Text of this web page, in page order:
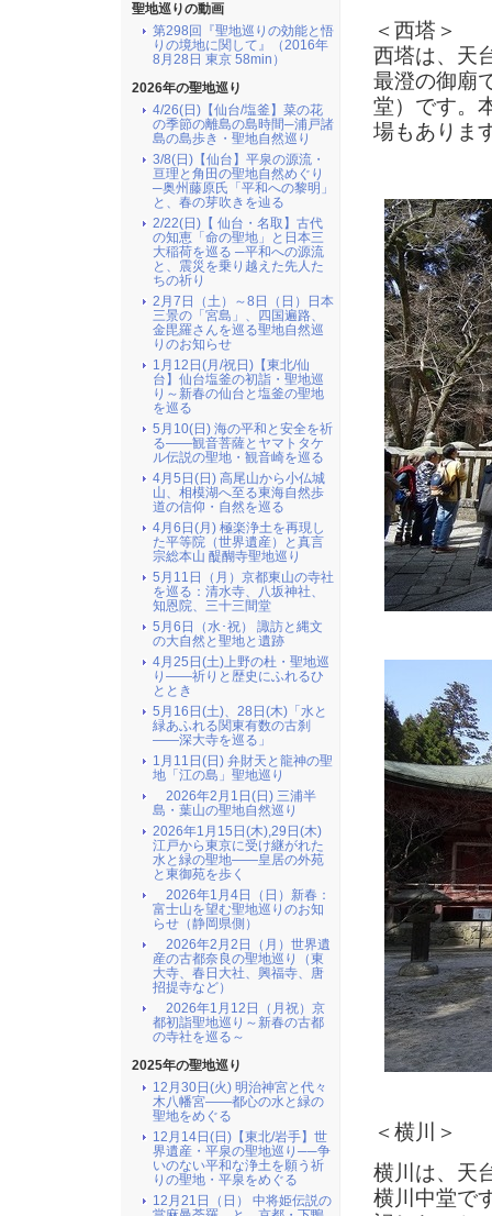
＜西塔＞
西塔は、天
最澄の御廟
堂）です。
場もありま
＜横川＞
横川は、天
横川中堂で
聖地巡りの動画
第298回『聖地巡りの効能と悟
りの境地に関して』（2016年
8月28日 東京 58min）
2026年の聖地巡り
4/26(日)【仙台/塩釜】菜の花
の季節の離島の島時間─浦戸諸
島の島歩き・聖地自然巡り
3/8(日)【仙台】平泉の源流・
亘理と角田の聖地自然めぐり
─奥州藤原氏「平和への黎明」
と、春の芽吹きを辿る
2/22(日)【 仙台・名取】古代
の知恵「命の聖地」と日本三
大稲荷を巡る ─平和への源流
と、震災を乗り越えた先人た
ちの祈り
2月7日（土）～8日（日）日本
三景の「宮島」、四国遍路、
金毘羅さんを巡る聖地自然巡
りのお知らせ
1月12日(月/祝日)【東北/仙
台】仙台塩釜の初詣・聖地巡
り～新春の仙台と塩釜の聖地
を巡る
5月10(日) 海の平和と安全を祈
る――観音菩薩とヤマトタケ
ル伝説の聖地・観音崎を巡る
4月5日(日) 高尾山から小仏城
山、相模湖へ至る東海自然歩
道の信仰・自然を巡る
4月6日(月) 極楽浄土を再現し
た平等院（世界遺産）と真言
宗総本山 醍醐寺聖地巡り
5月11日（月）京都東山の寺社
を巡る：清水寺、八坂神社、
知恩院、三十三間堂
5月6日（水･祝） 諏訪と縄文
の大自然と聖地と遺跡
4月25日(土)上野の杜・聖地巡
り――祈りと歴史にふれるひ
ととき
5月16日(土)、28日(木)「水と
緑あふれる関東有数の古刹
――深大寺を巡る」
1月11日(日) 弁財天と龍神の聖
地「江の島」聖地巡り
2026年2月1日(日) 三浦半
島・葉山の聖地自然巡り
2026年1月15日(木),29日(木)
江戸から東京に受け継がれた
水と緑の聖地――皇居の外苑
と東御苑を歩く
2026年1月4日（日）新春：
富士山を望む聖地巡りのお知
らせ（静岡県側）
2026年2月2日（月）世界遺
産の古都奈良の聖地巡り（東
大寺、春日大社、興福寺、唐
招提寺など）
2026年1月12日（月祝）京
都初詣聖地巡り～新春の古都
の寺社を巡る～
2025年の聖地巡り
12月30日(火) 明治神宮と代々
木八幡宮――都心の水と緑の
聖地をめぐる
12月14日(日)【東北/岩手】世
界遺産・平泉の聖地巡り──争
いのない平和な浄土を願う祈
りの聖地・平泉をめぐる
12月21日（日） 中将姫伝説の